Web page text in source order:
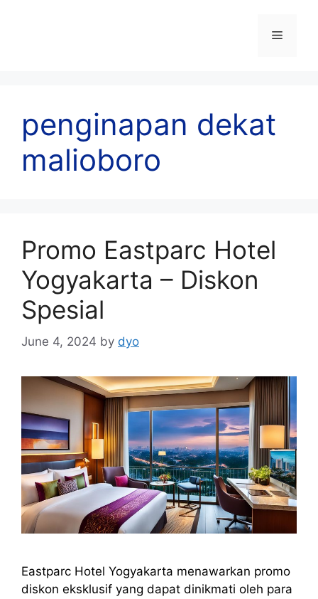
Menu
penginapan dekat
malioboro
Promo Eastparc Hotel
Yogyakarta – Diskon
Spesial
June 4, 2024 by dyo
Eastparc Hotel Yogyakarta menawarkan promo
diskon eksklusif yang dapat dinikmati oleh para